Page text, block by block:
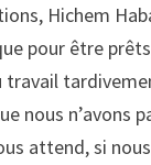
Hichem
pour être
travail
nous n’avons
attend, si